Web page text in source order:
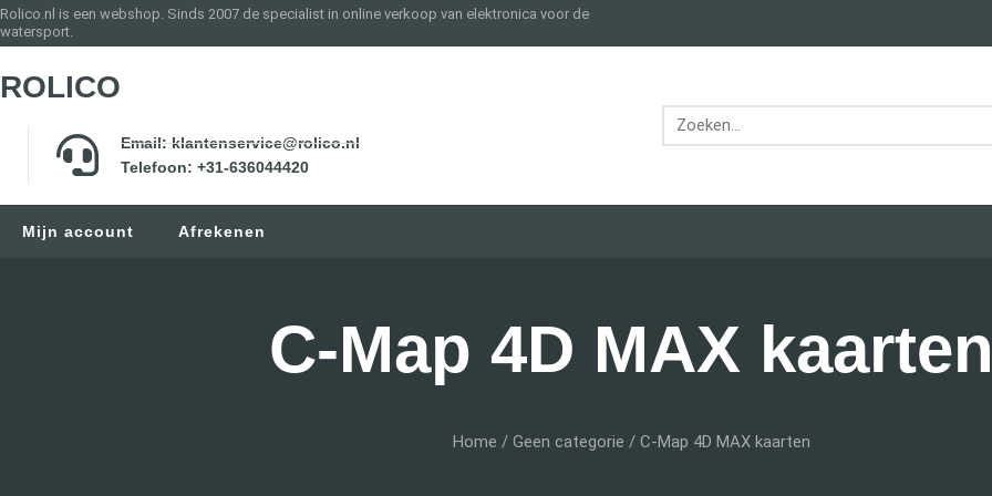
Rolico.nl is een webshop. Sinds 2007 de specialist in online verkoop van elektronica voor de
watersport.
ROLICO
Email: klantenservice@rolico.nl
Telefoon: +31-636044420
Mijn account Afrekenen
C-Map 4D MAX kaarten
Home / Geen categorie / C-Map 4D MAX kaarten